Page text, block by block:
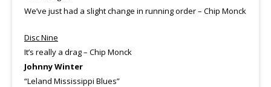
We’ve just had a slight change in running order – Chip Monck
Disc Nine
It’s really a drag – Chip Monck
Johnny Winter
“Leland Mississippi Blues”